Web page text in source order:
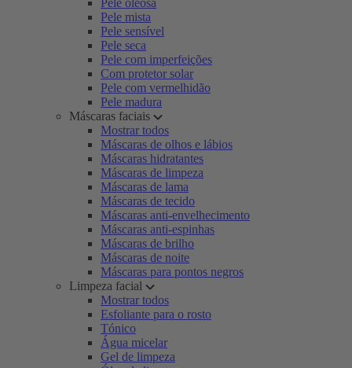
Pele oleosa
Pele mista
Pele sensível
Pele seca
Pele com imperfeições
Com protetor solar
Pele com vermelhidão
Pele madura
Máscaras faciais
Mostrar todos
Máscaras de olhos e lábios
Máscaras hidratantes
Máscaras de limpeza
Máscaras de lama
Máscaras de tecido
Máscaras anti-envelhecimento
Máscaras anti-espinhas
Máscaras de brilho
Máscaras de noite
Máscaras para pontos negros
Limpeza facial
Mostrar todos
Esfoliante para o rosto
Tónico
Água micelar
Gel de limpeza